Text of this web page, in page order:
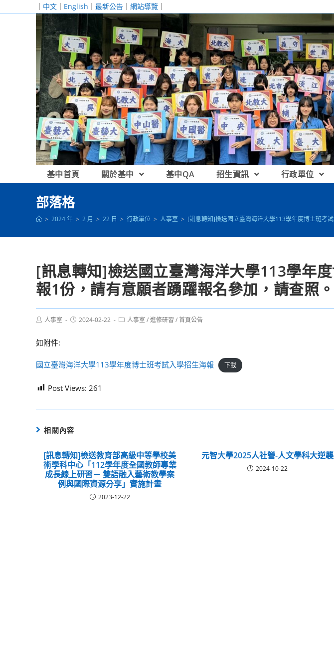
｜ 中文 ｜ English ｜ 最新公告 ｜ 網站導覽 ｜
基中首頁 關於基中 基中QA 招生資訊 行政單位
部落格
> 2024 年 > 2 月 > 22 日 > 行政單位 > 人事室 > [訊息轉知]檢送國立臺灣海洋大學113學年度博士班考
[訊息轉知]檢送國立臺灣海洋大學113學年
報1份，請有意願者踴躍報名參加，請查照。
Post人事室
Post2024-02-22
Post人事室 /進修研習 /首頁公告
如附件:
國立臺灣海洋大學113學年度博士班考試入學招生海報 下載
Post Views: 261
相關內容
[訊息轉知]檢送教育部高級中等學校美
術學科中心「112學年度全國教師專業
成長線上研習－ 雙語融入藝術教學案
例與國際資源分享」實施計畫
2023-12-22
元智大學2025人社營-人文學科大逆襲
2024-10-22